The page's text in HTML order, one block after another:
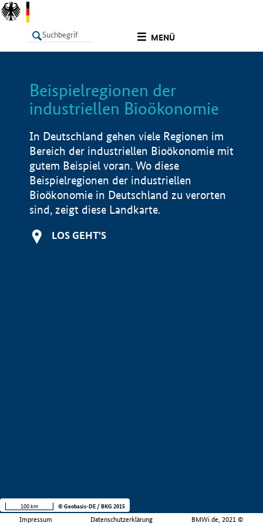
MENÜ
LISTE
Beispielregionen der
industriellen Bioökonomie
In Deutschland gehen viele Regionen im
Bereich der industriellen Bioökonomie mit
gutem Beispiel voran. Wo diese
Beispielregionen der industriellen
Bioökonomie in Deutschland zu verorten
sind, zeigt diese Landkarte.
LOS GEHT'S
Impressum Datenschutzerklärung BMWi.de, 2021 ©
100 km © Geobasis-DE / BKG 2015